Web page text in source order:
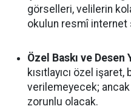
görselleri, velilerin
okulun resmî internet
Özel Baskı ve Desen
kısıtlayıcı özel
verilemeyecek; ancak
zorunlu olacak.